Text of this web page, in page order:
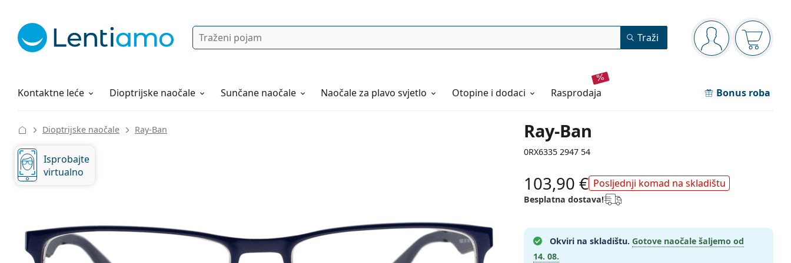
Navigacijska ploča
ste prijavljeni
Pretraga Traži
Kontaktne leće
Otopine za leće Dioptrijske naočale Sunčane naočale Naočaleza plavo svjetlo Otopine i dodaci rasprodaja Bonus roba
Sve o kupovini
Ray-Ban
0RX6335 2947 54
Dioptrijske naočale Ray-Ban
Isprobajte
virtualno
103,90 € Posljednji komad na skladištu
Besplatna dostava!
Okviri na skladištu. Gotove naočale šaljemo od
14. 08.